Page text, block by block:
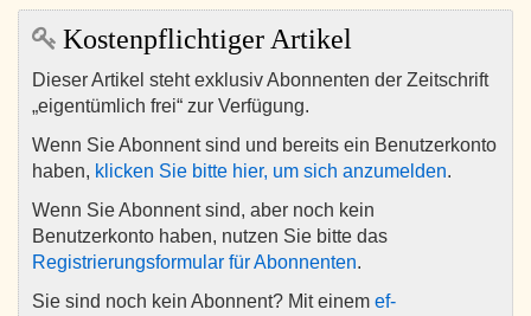
Kostenpflichtiger Artikel
Dieser Artikel steht exklusiv Abonnenten der Zeitschrift
„eigentümlich frei“ zur Verfügung.
Wenn Sie Abonnent sind und bereits ein Benutzerkonto
haben, klicken Sie bitte hier, um sich anzumelden.
Wenn Sie Abonnent sind, aber noch kein
Benutzerkonto haben, nutzen Sie bitte das
Registrierungsformular für Abonnenten.
Sie sind noch kein Abonnent? Mit einem ef-